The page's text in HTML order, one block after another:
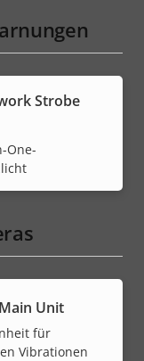
Strobe
One-
Unit
für
Vibrationen